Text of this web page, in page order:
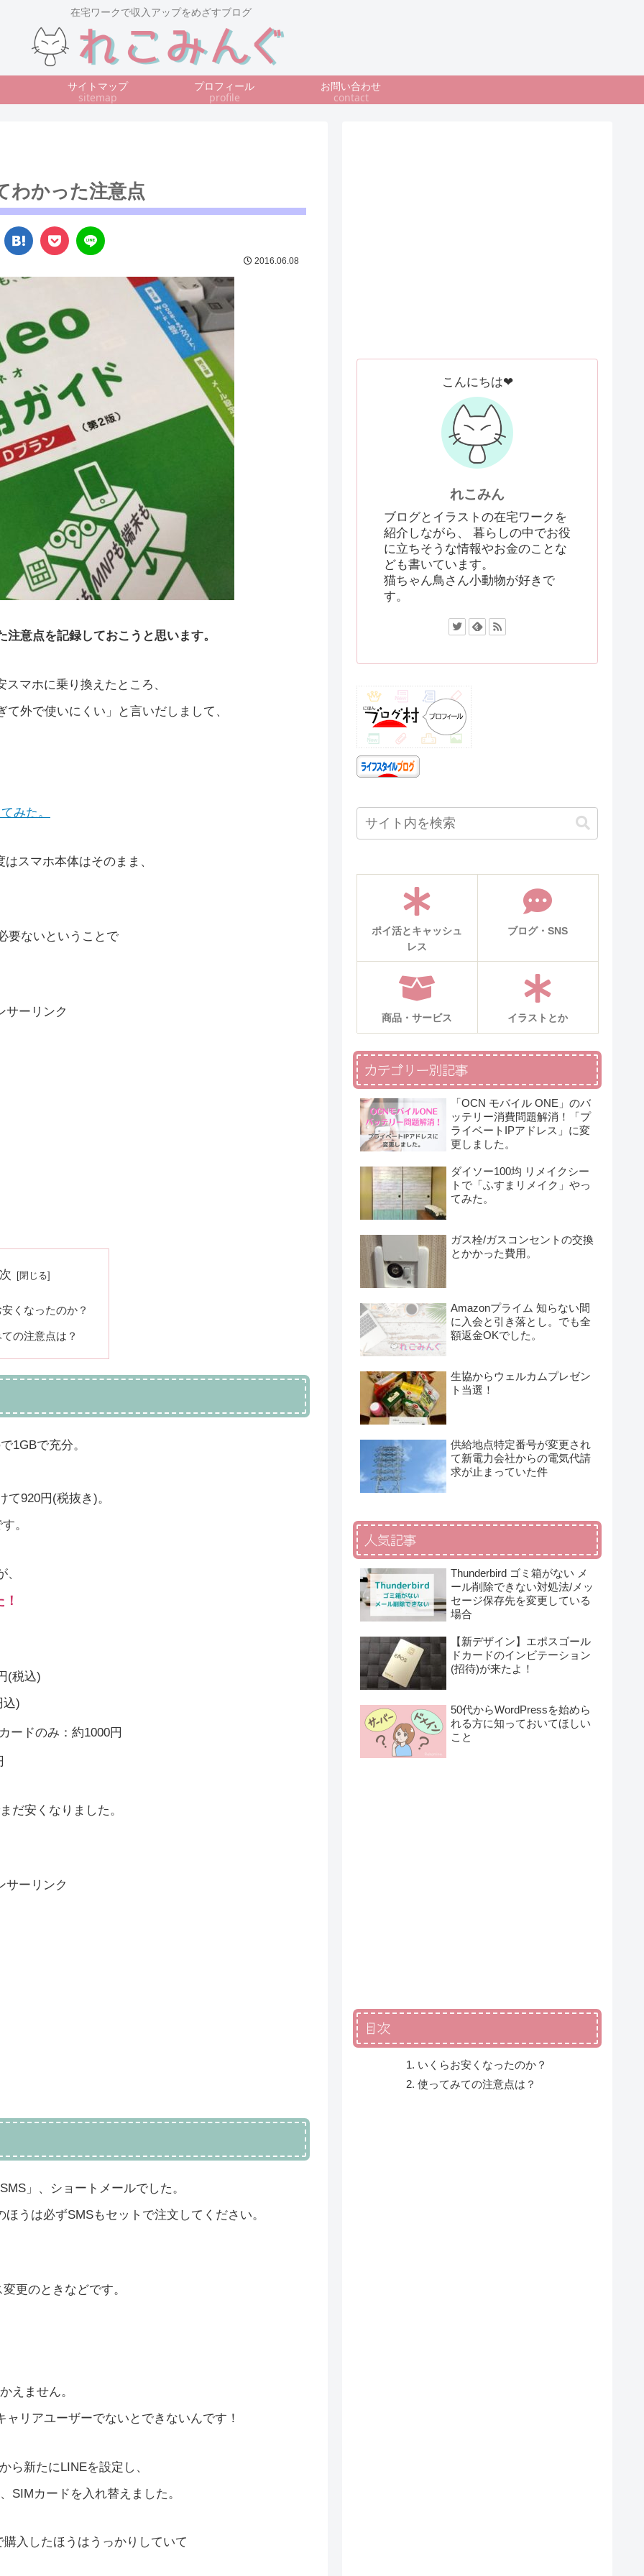
在宅ワークで収入アップをめざすブログ
サイトマップ
sitemap
プロフィール
profile
お問い合わせ
contact
わかった注意点
2016.06.08
意点を記録しておこうと思います。
マホに乗り換えたところ、
外で使いにくい」と言いだしまして、
みた。
スマホ本体はそのまま、
要ないということで
サーリンク
くなったのか？
の注意点は？
1GBで充分。
920円(税抜き)。
。
(税込)
込)
ードのみ：約1000円
だ安くなりました。
サーリンク
」、ショートメールでした。
うは必ずSMSもセットで注文してください。
更のときなどです。
えません。
リアユーザーでないとできないんです！
ら新たにLINEを設定し、
SIMカードを入れ替えました。
入したほうはうっかりしていて
こんにちは❤
れこみん
ブログとイラストの在宅ワークを
紹介しながら、 暮らしの中でお役
に立ちそうな情報やお金のことな
ども書いています。
猫ちゃん鳥さん小動物が好きで
す。
ポイ活とキャッシュ
レス
ブログ・SNS
商品・サービス イラストとか
カテゴリー別記事
「OCN モバイル ONE」のバ
ッテリー消費問題解消！「プ
ライベートIPアドレス」に変
更しました。
ダイソー100均 リメイクシー
トで「ふすまリメイク」やっ
てみた。
ガス栓/ガスコンセントの交換
とかかった費用。
Amazonプライム 知らない間
に入会と引き落とし。でも全
額返金OKでした。
生協からウェルカムプレゼン
ト当選！
供給地点特定番号が変更され
て新電力会社からの電気代請
求が止まっていた件
人気記事
Thunderbird ゴミ箱がない メ
ール削除できない対処法/メッ
セージ保存先を変更している
場合
【新デザイン】エポスゴール
ドカードのインビテーション
(招待)が来たよ！
50代からWordPressを始めら
れる方に知っておいてほしい
こと
目次
いくらお安くなったのか？
使ってみての注意点は？